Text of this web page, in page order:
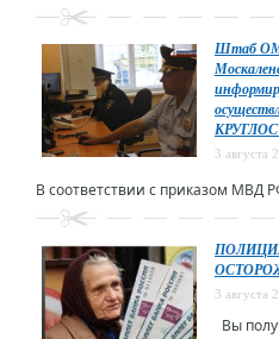
Штаб
3 августа
В соответствии с приказом МВД
3 августа
Вы